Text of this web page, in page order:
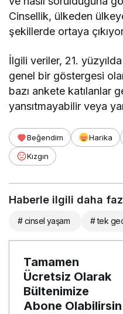
Cinsellik, ülkeden
şekillerde ortaya
İlgili veriler, 21.
genel bir göstergesi
bazı ankete katılanlar
yansıtmayabilir veya
Beğendim Harika
Kızgın
Haberle ilgili daha
# cinsel yaşam # tek
Tamamen
Ücretsiz Olarak
Bültenimize
Abone Olabilirsin